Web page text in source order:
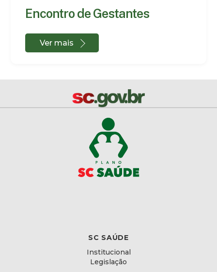
Encontro de Gestantes
Ver mais
SC SAÚDE
Institucional
Legislação